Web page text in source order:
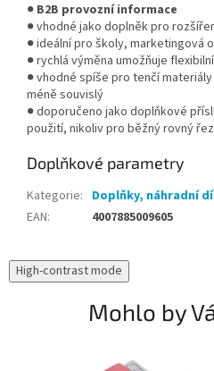
● B2B provozní informace
● vhodné jako doplněk pro
● ideální pro školy, marketingová
● rychlá výměna umožňuje
● vhodné spíše pro tenčí
méně souvislý
● doporučeno jako doplňkové
použití, nikoliv pro běžný rovný řez
Doplňkové parametry
Kategorie: Doplňky, náhradní
EAN: 4007885009605
High-contrast mode
Mohlo by